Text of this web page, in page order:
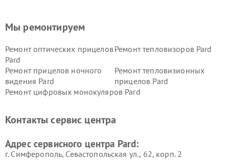
Мы ремонтируем
Ремонт оптических прицелов
Pard
Ремонт тепловизоров Pard
Ремонт прицелов ночного
видения Pard
Ремонт тепловизионных
прицелов Pard
Ремонт цифровых монокуляров Pard
Контакты сервис центра
Адрес сервисного центра Pard:
г. Симферополь, Севастопольская ул., 62, корп. 2